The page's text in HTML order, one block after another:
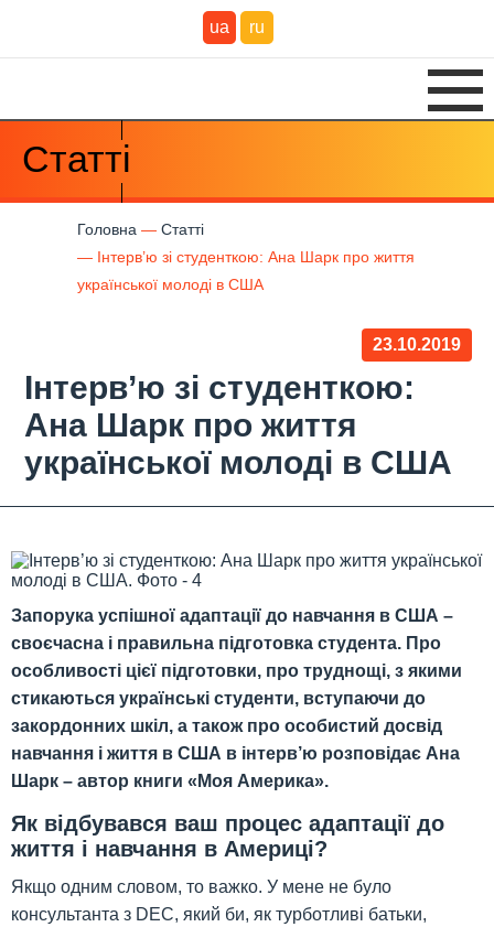
ua ru
Статті
Головна
Статті
Інтерв’ю зі студенткою: Ана Шарк про життя
української молоді в США
Інтерв’ю зі студенткою:
Ана Шарк про життя
української молоді в США
23.10.2019
Запорука успішної адаптації до навчання в США –
своєчасна і правильна підготовка студента. Про
особливості цієї підготовки, про труднощі, з якими
стикаються українські студенти, вступаючи до
закордонних шкіл, а також про особистий досвід
навчання і життя в США в інтерв’ю розповідає Ана
Шарк – автор книги «Моя Америка».
Як відбувався ваш процес адаптації до
життя і навчання в Америці?
Якщо одним словом, то важко. У мене не було
консультанта з DEC, який би, як турботливі батьки,